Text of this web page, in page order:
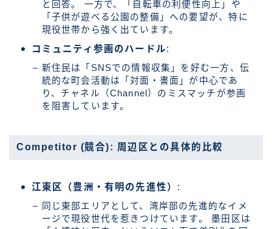
と回答。 一方で、「自転車の利便性向上」や
「子供が遊べる公園の整備」への要望が、特に
現役世帯から強く出ています。
コミュニティ参画のハードル:
新住民は「SNSでの情報収集」を好む一方、伝
統的な町会活動は「対面・書面」が中心であ
り、チャネル（Channel）のミスマッチが参画
を阻害しています。
Competitor (競合): 周辺区との具体的比較
江東区（豊洲・有明の先進性） :
同じ東部エリアとして、湾岸部の先進的なイメ
ージで現役世代を惹きつけています。 墨田区は